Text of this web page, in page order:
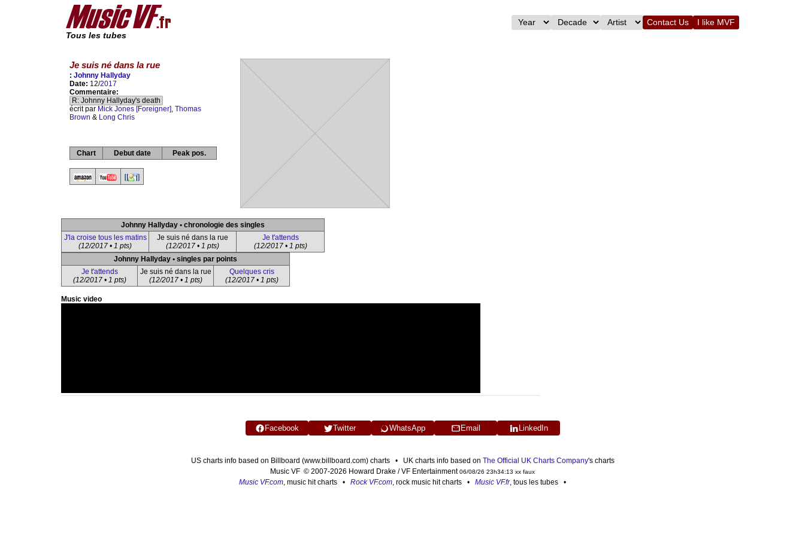
Tous les tubes
Contact Us I like MVF
Je suis né dans la rue
: Johnny Hallyday
Date: 12/2017
Commentaire:
R: Johnny Hallyday's death
écrit par Mick Jones [Foreigner], Thomas
Brown & Long Chris
Chart Debut date Peak pos.
Johnny Hallyday • chronologie des singles
J'la croise tous les matins
(12/2017 • 1 pts)
Je suis né dans la rue
(12/2017 • 1 pts)
Je t'attends
(12/2017 • 1 pts)
Johnny Hallyday • singles par points
Je t'attends
(12/2017 • 1 pts)
Je suis né dans la rue
(12/2017 • 1 pts)
Quelques cris
(12/2017 • 1 pts)
Music video
Facebook Twitter WhatsApp Email LinkedIn
US charts info based on Billboard (www.billboard.com) charts • UK charts info based on The Official UK Charts Company's charts
Music VF © 2007-2026 Howard Drake / VF Entertainment06/08/26 23h34:13 xx faux
Music VF.com, music hit charts • Rock VF.com, rock music hit charts • Music VF.fr, tous les tubes •